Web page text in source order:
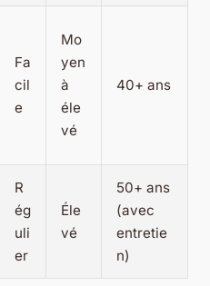
Fa
cil
e
Mo
yen
à
éle
vé
40+ ans
R
ég
uli
er
Éle
vé
50+ ans
(avec
entretie
n)